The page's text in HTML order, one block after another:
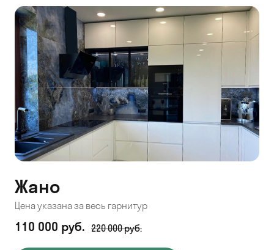
Жано
Цена указана за весь гарнитур
110 000 руб. 220 000 руб.